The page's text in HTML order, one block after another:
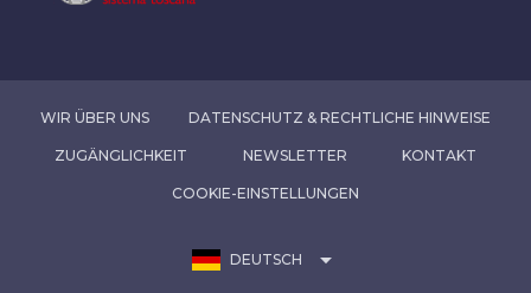
WIR ÜBER UNS DATENSCHUTZ & RECHTLICHE HINWEISE
ZUGÄNGLICHKEIT NEWSLETTER KONTAKT
COOKIE-EINSTELLUNGEN
DEUTSCH arrow_drop_down